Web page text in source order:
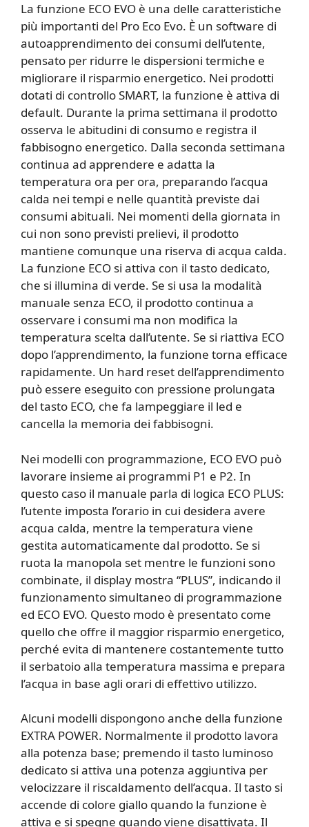
La funzione ECO EVO è una delle caratteristiche
più importanti del Pro Eco Evo. È un software di
autoapprendimento dei consumi dell’utente,
pensato per ridurre le dispersioni termiche e
migliorare il risparmio energetico. Nei prodotti
dotati di controllo SMART, la funzione è attiva di
default. Durante la prima settimana il prodotto
osserva le abitudini di consumo e registra il
fabbisogno energetico. Dalla seconda settimana
continua ad apprendere e adatta la
temperatura ora per ora, preparando l’acqua
calda nei tempi e nelle quantità previste dai
consumi abituali. Nei momenti della giornata in
cui non sono previsti prelievi, il prodotto
mantiene comunque una riserva di acqua calda.
La funzione ECO si attiva con il tasto dedicato,
che si illumina di verde. Se si usa la modalità
manuale senza ECO, il prodotto continua a
osservare i consumi ma non modifica la
temperatura scelta dall’utente. Se si riattiva ECO
dopo l’apprendimento, la funzione torna efficace
rapidamente. Un hard reset dell’apprendimento
può essere eseguito con pressione prolungata
del tasto ECO, che fa lampeggiare il led e
cancella la memoria dei fabbisogni.
Nei modelli con programmazione, ECO EVO può
lavorare insieme ai programmi P1 e P2. In
questo caso il manuale parla di logica ECO PLUS:
l’utente imposta l’orario in cui desidera avere
acqua calda, mentre la temperatura viene
gestita automaticamente dal prodotto. Se si
ruota la manopola set mentre le funzioni sono
combinate, il display mostra “PLUS”, indicando il
funzionamento simultaneo di programmazione
ed ECO EVO. Questo modo è presentato come
quello che offre il maggior risparmio energetico,
perché evita di mantenere costantemente tutto
il serbatoio alla temperatura massima e prepara
l’acqua in base agli orari di effettivo utilizzo.
Alcuni modelli dispongono anche della funzione
EXTRA POWER. Normalmente il prodotto lavora
alla potenza base; premendo il tasto luminoso
dedicato si attiva una potenza aggiuntiva per
velocizzare il riscaldamento dell’acqua. Il tasto si
accende di colore giallo quando la funzione è
attiva e si spegne quando viene disattivata. Il